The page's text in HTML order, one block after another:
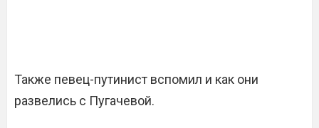
Также певец-путинист вспомил и как они
развелись с Пугачевой.